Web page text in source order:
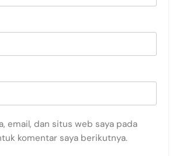
email, dan situs web saya pada
komentar saya berikutnya.